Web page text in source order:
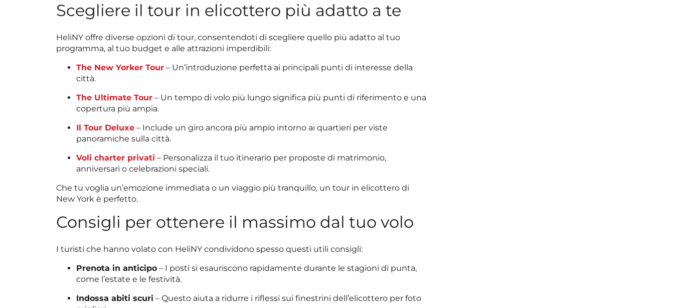
Scegliere il tour in elicottero più adatto a te
HeliNY offre diverse opzioni di tour, consentendoti di scegliere quello più adatto al tuo
programma, al tuo budget e alle attrazioni imperdibili:
The New Yorker Tour – Un’introduzione perfetta ai principali punti di interesse della
città.
The Ultimate Tour – Un tempo di volo più lungo significa più punti di riferimento e una
copertura più ampia.
Il Tour Deluxe – Include un giro ancora più ampio intorno ai quartieri per viste
panoramiche sulla città.
Voli charter privati – Personalizza il tuo itinerario per proposte di matrimonio,
anniversari o celebrazioni speciali.
Che tu voglia un’emozione immediata o un viaggio più tranquillo, un tour in elicottero di
New York è perfetto.
Consigli per ottenere il massimo dal tuo volo
I turisti che hanno volato con HeliNY condividono spesso questi utili consigli:
Prenota in anticipo – I posti si esauriscono rapidamente durante le stagioni di punta,
come l’estate e le festività.
Indossa abiti scuri – Questo aiuta a ridurre i riflessi sui finestrini dell’elicottero per foto